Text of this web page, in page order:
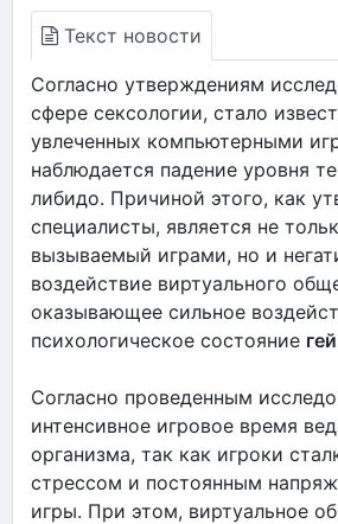
Текст новости
Согласно утверждениям
сфере сексологии, стало
увлеченных компьютерными
наблюдается падение уровня
либидо. Причиной этого, как
специалисты, является не
вызываемый играми, но и
воздействие виртуального
оказывающее сильное
психологическое состояние
Согласно проведенным
интенсивное игровое время
организма, так как игроки
стрессом и постоянным
игры. При этом, виртуальное